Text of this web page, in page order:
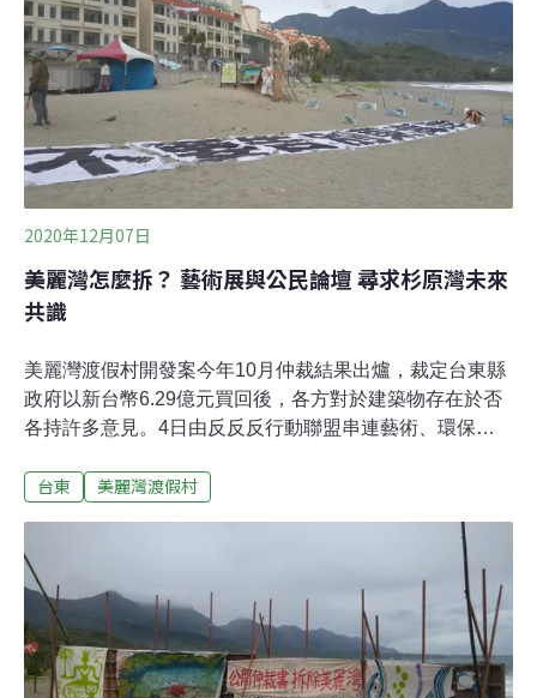
因：不顧環境 規避環評美麗灣渡假村為台東縣政府與美麗
灣公司的BOT開發案，在杉原海岸上約6公頃土地興建飯
店。但由於開發之初即刻意迴避環境影響評估程序，且在
環評通過前就已經開始興建工程，遭到民間持續抗爭並發
起環境訴訟。雖然法院多次判決環境影響評估程序與建照
發放皆屬違法，然台東縣政府堅持繼續施工開發，因此一
再引發各界爭議，全案在2016年最高行政法院判決撤銷台
東縣政府准許業者復工的行政處分，
2020年12月07日
美麗灣怎麼拆？ 藝術展與公民論壇 尋求杉原灣未來
共識
美麗灣渡假村開發案今年10月仲裁結果出爐，裁定台東縣
政府以新台幣6.29億元買回後，各方對於建築物存在於否
各持許多意見。4日由反反反行動聯盟串連藝術、環保、
向縣府提出「全民藝起拆」行動方案及白皮書，表達拆除
開放討論」，邀集民眾發表對於杉原灣的未來具體想像，
以及美麗灣飯店建築物的解決之道。公民論壇 說出對於杉
原灣未來具體想像本次除了藝術展覽外，規劃了公民論
壇。地球公民基金會副執行長蔡中岳強調，不管6.29億元
買回是否妥當，建築物已經是縣政府的資產，更重要的是
廣泛討論拆除的可能或是保留的原因，凝聚杉原灣未來想
台東 美麗灣渡假村